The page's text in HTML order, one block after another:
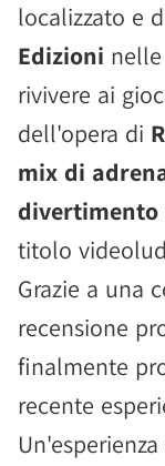
localizzato e
Edizioni
rivivere ai
dell'opera di
mix di
divertimento
titolo
Grazie a una
recensione
finalmente
recente